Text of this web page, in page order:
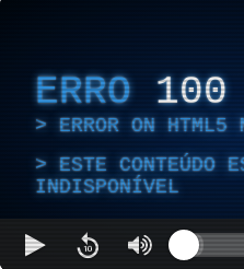
ERRO 100
ERROR ON HTML5
ESTE CONTEÚDO
INDISPONÍVEL